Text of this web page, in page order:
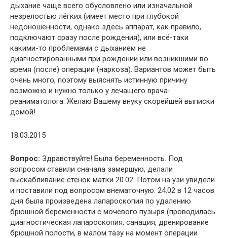
дыхание чаще всего обусловлено или изначальной
незрелостью лёгких (имеет место при глубокой
недоношенности, однако здесь аппарат, как правило,
подключают сразу после рождения), или всё-таки
какими-то проблемами с дыханием не
диагностированными при рождении или возникшими во
время (после) операции (наркоза). Вариантов может быть
очень много, поэтому выяснять истинную причину
возможно и нужно только у лечащего врача-
реаниматолога. Желаю Вашему внуку скорейшей выписки
домой!
18.03.2015
Вопрос: Здравствуйте! Была беременность. Под
вопросом ставили сначала замершую, делали
выскабливание стенок матки 20.02. Потом на узи увидели
и поставили под вопросом внематочную. 24.02 в 12 часов
дня была произведена лапароскопия по удалению
брюшной беременности с мочевого пузыря (проводилась
диагностическая лапароскопия, санация, дренирование
брюшной полости, в малом тазу на момент операции